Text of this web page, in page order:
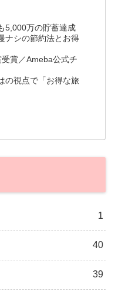
5,000万の貯蓄達成
ナシの節約法とお得
賞／Ameba公式チ
の視点で「お得な旅
1
40
39